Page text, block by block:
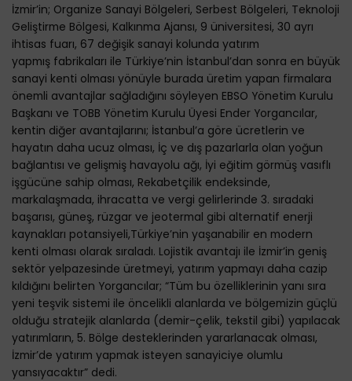
İzmir’in; Organize Sanayi Bölgeleri, Serbest Bölgeleri, Teknoloji
Geliştirme Bölgesi, Kalkınma Ajansı, 9 üniversitesi, 30 ayrı
ihtisas fuarı, 67 değişik sanayi kolunda yatırım
yapmış fabrikaları ile Türkiye’nin İstanbul’dan sonra en büyük
sanayi kenti olması yönüyle burada üretim yapan firmalara
önemli avantajlar sağladığını söyleyen EBSO Yönetim Kurulu
Başkanı ve TOBB Yönetim Kurulu Üyesi Ender Yorgancılar,
kentin diğer avantajlarını; İstanbul’a göre ücretlerin ve
hayatın daha ucuz olması, İç ve dış pazarlarla olan yoğun
bağlantısı ve gelişmiş havayolu ağı, İyi eğitim görmüş vasıflı
işgücüne sahip olması, Rekabetçilik endeksinde,
markalaşmada, ihracatta ve vergi gelirlerinde 3. sıradaki
başarısı, güneş, rüzgar ve jeotermal gibi alternatif enerji
kaynakları potansiyeli,Türkiye’nin yaşanabilir en modern
kenti olması olarak sıraladı. Lojistik avantajı ile İzmir’in geniş
sektör yelpazesinde üretmeyi, yatırım yapmayı daha cazip
kıldığını belirten Yorgancılar; “Tüm bu özelliklerinin yanı sıra
yeni teşvik sistemi ile öncelikli alanlarda ve bölgemizin güçlü
olduğu stratejik alanlarda (demir-çelik, tekstil gibi) yapılacak
yatırımların, 5. Bölge desteklerinden yararlanacak olması,
İzmir’de yatırım yapmak isteyen sanayiciye olumlu
yansıyacaktır” dedi.